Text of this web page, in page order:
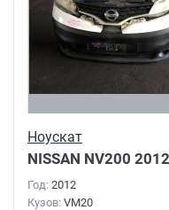
Ноускат
NISSAN NV200
Год: 2012
Кузов: VM20